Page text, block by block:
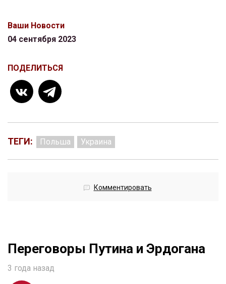
Ваши Новости
04 сентября 2023
ПОДЕЛИТЬСЯ
ТЕГИ: Польша Украина
Комментировать
Переговоры Путина и Эрдогана
3 года назад